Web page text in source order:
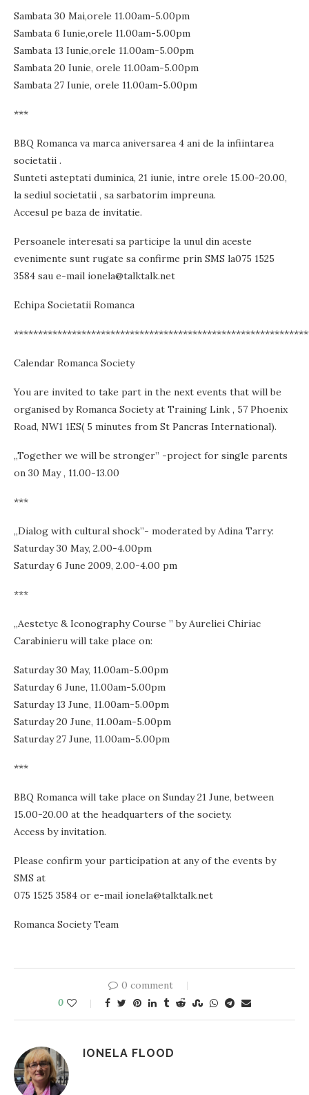
Sambata 30 Mai,orele 11.00am-5.00pm
Sambata 6 Iunie,orele 11.00am-5.00pm
Sambata 13 Iunie,orele 11.00am-5.00pm
Sambata 20 Iunie, orele 11.00am-5.00pm
Sambata 27 Iunie, orele 11.00am-5.00pm
***
BBQ Romanca va marca aniversarea 4 ani de la infiintarea
societatii .
Sunteti asteptati duminica, 21 iunie, intre orele 15.00-20.00,
la sediul societatii , sa sarbatorim impreuna.
Accesul pe baza de invitatie.
Persoanele interesati sa participe la unul din aceste
evenimente sunt rugate sa confirme prin SMS la075 1525
3584 sau e-mail ionela@talktalk.net
Echipa Societatii Romanca
Calendar Romanca Society
You are invited to take part in the next events that will be
organised by Romanca Society at Training Link , 57 Phoenix
Road, NW1 1ES( 5 minutes from St Pancras International).
„Together we will be stronger” -project for single parents
on 30 May , 11.00-13.00
***
„Dialog with cultural shock”- moderated by Adina Tarry:
Saturday 30 May, 2.00-4.00pm
Saturday 6 June 2009, 2.00-4.00 pm
***
„Aestetyc & Iconography Course ” by Aureliei Chiriac
Carabinieru will take place on:
Saturday 30 May, 11.00am-5.00pm
Saturday 6 June, 11.00am-5.00pm
Saturday 13 June, 11.00am-5.00pm
Saturday 20 June, 11.00am-5.00pm
Saturday 27 June, 11.00am-5.00pm
***
BBQ Romanca will take place on Sunday 21 June, between
15.00-20.00 at the headquarters of the society.
Access by invitation.
Please confirm your participation at any of the events by
SMS at
075 1525 3584 or e-mail ionela@talktalk.net
Romanca Society Team
0 comment
0
IONELA FLOOD